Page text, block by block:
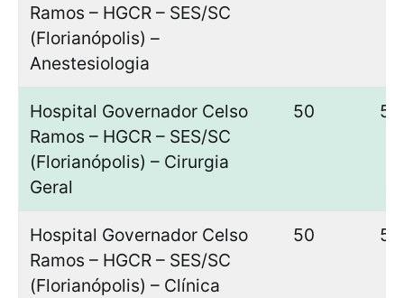
Ramos – HGCR – SES/SC
(Florianópolis) –
Anestesiologia
Hospital Governador Celso
Ramos – HGCR – SES/SC
(Florianópolis) – Cirurgia
Geral
50 50
Hospital Governador Celso
Ramos – HGCR – SES/SC
(Florianópolis) – Clínica
50 50